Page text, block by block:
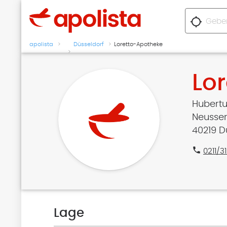
location_searching
apolista Düsseldorf Loretto-Apotheke
40219
phone 0211/
Lage